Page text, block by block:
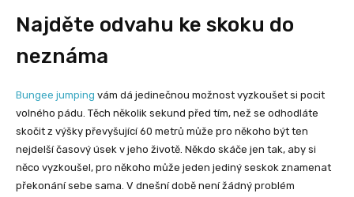
Najděte odvahu ke skoku do
neznáma
Bungee jumping vám dá jedinečnou možnost vyzkoušet si pocit
volného pádu. Těch několik sekund před tím, než se odhodláte
skočit z výšky převyšující 60 metrů může pro někoho být ten
nejdelší časový úsek v jeho životě. Někdo skáče jen tak, aby si
něco vyzkoušel, pro někoho může jeden jediný seskok znamenat
překonání sebe sama. V dnešní době není žádný problém